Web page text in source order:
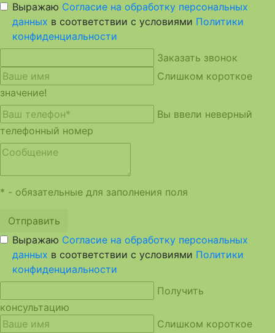
Выражаю Согласие на обработку персональных
данных в соответствии с условиями Политики
конфиденциальности
Заказать звонок
Слишком короткое
значение!
Вы ввели неверный
телефонный номер
* - обязательные для заполнения поля
Отправить
Выражаю Согласие на обработку персональных
данных в соответствии с условиями Политики
конфиденциальности
Получить
консультацию
Слишком короткое